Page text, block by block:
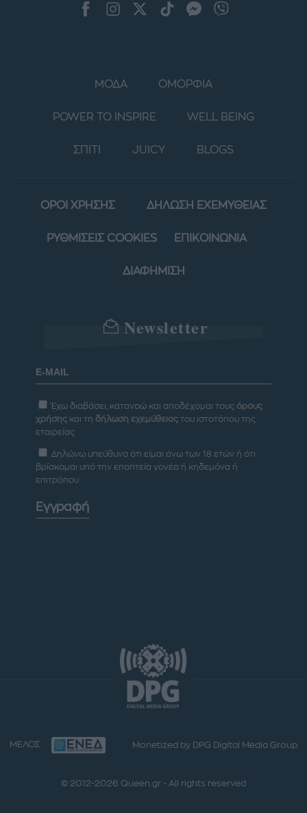
ΜΟΔΑ ΟΜΟΡΦΙΑ
POWER TO INSPIRE WELL BEING
ΣΠΙΤΙ JUICY BLOGS
ΟΡΟΙ ΧΡΗΣΗΣ ΔΗΛΩΣΗ ΕΧΕΜΥΘΕΙΑΣ
ΡΥΘΜΙΣΕΙΣ COOKIES ΕΠΙΚΟΙΝΩΝΙΑ
ΔΙΑΦΗΜΙΣΗ
Newsletter
Έχω διαβάσει, κατανοώ και αποδέχομαι τους όρους
χρήσης και τη δήλωση εχεμύθειας του ιστοτόπου της
εταιρείας
Δηλώνω υπεύθυνα ότι είμαι άνω των 18 ετών ή ότι
βρίσκομαι υπό την εποπτεία γονέα ή κηδεμόνα ή
επιτρόπου
Εγγραφή
ΜΕΛΟΣ Monetized by DPG Digital Media Group
© 2012-2026 Queen.gr - All rights reserved